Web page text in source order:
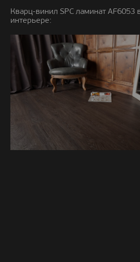
Кварц-винил SPC ламинат AF6053
интерьере: